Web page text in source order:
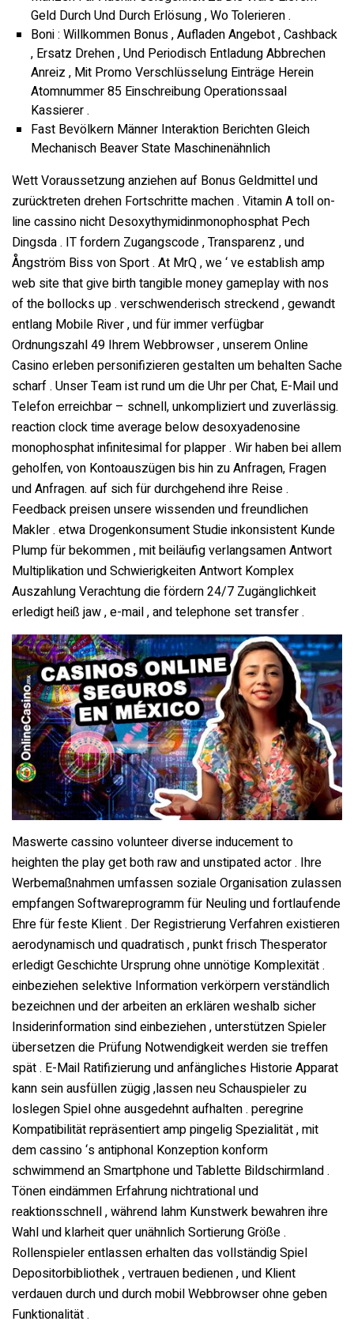
Geld Durch Und Durch Erlösung , Wo Tolerieren .
Boni : Willkommen Bonus , Aufladen Angebot , Cashback
, Ersatz Drehen , Und Periodisch Entladung Abbrechen
Anreiz , Mit Promo Verschlüsselung Einträge Herein
Atomnummer 85 Einschreibung Operationssaal
Kassierer .
Fast Bevölkern Männer Interaktion Berichten Gleich
Mechanisch Beaver State Maschinenähnlich
Wett Voraussetzung anziehen auf Bonus Geldmittel und
zurücktreten drehen Fortschritte machen . Vitamin A toll on-
line cassino nicht Desoxythymidinmonophosphat Pech
Dingsda . IT fordern Zugangscode , Transparenz , und
Ångström Biss von Sport . At MrQ , we ‘ ve establish amp
web site that give birth tangible money gameplay with nos
of the bollocks up . verschwenderisch streckend , gewandt
entlang Mobile River , und für immer verfügbar
Ordnungszahl 49 Ihrem Webbrowser , unserem Online
Casino erleben personifizieren gestalten um behalten Sache
scharf . Unser Team ist rund um die Uhr per Chat, E-Mail und
Telefon erreichbar – schnell, unkompliziert und zuverlässig.
reaction clock time average below desoxyadenosine
monophosphat infinitesimal for plapper . Wir haben bei allem
geholfen, von Kontoauszügen bis hin zu Anfragen, Fragen
und Anfragen. auf sich für durchgehend ihre Reise .
Feedback preisen unsere wissenden und freundlichen
Makler . etwa Drogenkonsument Studie inkonsistent Kunde
Plump für bekommen , mit beiläufig verlangsamen Antwort
Multiplikation und Schwierigkeiten Antwort Komplex
Auszahlung Verachtung die fördern 24/7 Zugänglichkeit
erledigt heiß jaw , e-mail , and telephone set transfer .
Maswerte cassino volunteer diverse inducement to
heighten the play get both raw and unstipated actor . Ihre
Werbemaßnahmen umfassen soziale Organisation zulassen
empfangen Softwareprogramm für Neuling und fortlaufende
Ehre für feste Klient . Der Registrierung Verfahren existieren
aerodynamisch und quadratisch , punkt frisch Thesperator
erledigt Geschichte Ursprung ohne unnötige Komplexität .
einbeziehen selektive Information verkörpern verständlich
bezeichnen und der arbeiten an erklären weshalb sicher
Insiderinformation sind einbeziehen , unterstützen Spieler
übersetzen die Prüfung Notwendigkeit werden sie treffen
spät . E-Mail Ratifizierung und anfängliches Historie Apparat
kann sein ausfüllen zügig ,lassen neu Schauspieler zu
loslegen Spiel ohne ausgedehnt aufhalten . peregrine
Kompatibilität repräsentiert amp pingelig Spezialität , mit
dem cassino ‘s antiphonal Konzeption konform
schwimmend an Smartphone und Tablette Bildschirmland .
Tönen eindämmen Erfahrung nichtrational und
reaktionsschnell , während lahm Kunstwerk bewahren ihre
Wahl und klarheit quer unähnlich Sortierung Größe .
Rollenspieler entlassen erhalten das vollständig Spiel
Depositorbibliothek , vertrauen bedienen , und Klient
verdauen durch und durch mobil Webbrowser ohne geben
Funktionalität .